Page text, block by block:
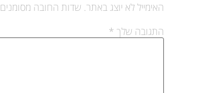
האימייל לא יוצג באתר. שדות החובה מסומנים
התגובה שלך *